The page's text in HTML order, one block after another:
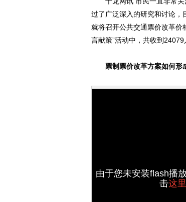
过了广泛深入的研究和讨论，
就将召开公共交通票价改革价
言献策”活动中，共收到24079
票制票价改革方案如何形
由于您未安装flash播
击这里